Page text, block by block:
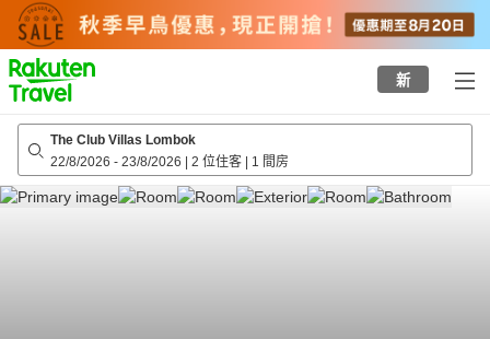
to
top
page
新
The Club Villas Lombok
22/8/2026 - 23/8/2026 | 2 位住客 | 1 間房